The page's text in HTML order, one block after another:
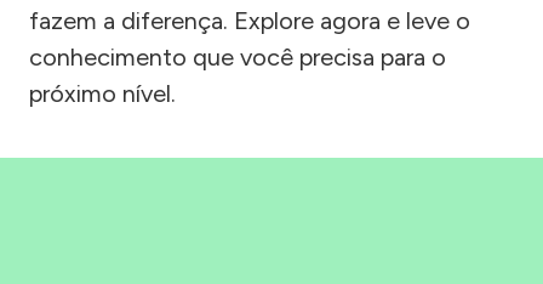
fazem a diferença. Explore agora e leve o
conhecimento que você precisa para o
próximo nível.